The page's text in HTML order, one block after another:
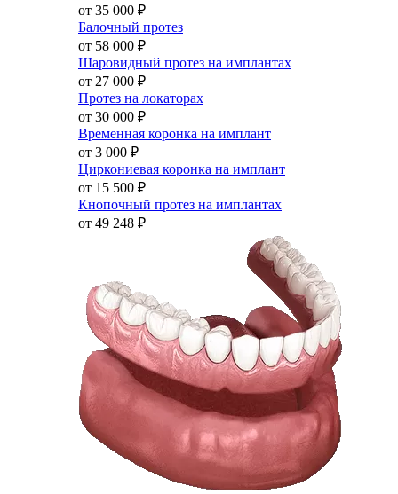
от 35 000 ₽
Балочный протез
от 58 000 ₽
Шаровидный протез на имплантах
от 27 000 ₽
Протез на локаторах
от 30 000 ₽
Временная коронка на имплант
от 3 000 ₽
Циркониевая коронка на имплант
от 15 500 ₽
Кнопочный протез на имплантах
от 49 248 ₽